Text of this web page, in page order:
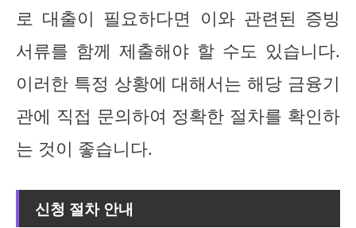
로 대출이 필요하다면 이와 관련된 증빙
서류를 함께 제출해야 할 수도 있습니다.
이러한 특정 상황에 대해서는 해당 금융기
관에 직접 문의하여 정확한 절차를 확인하
는 것이 좋습니다.
신청 절차 안내